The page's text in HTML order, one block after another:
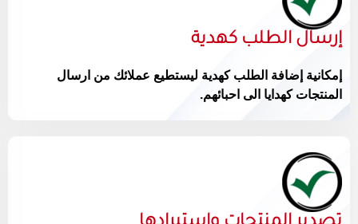
إرسال الطلب كهدية
إمكانية إضافة الطلب كهدية ليستطيع عملائك من ارسال
المنتجات كهدايا الى احبائهم.